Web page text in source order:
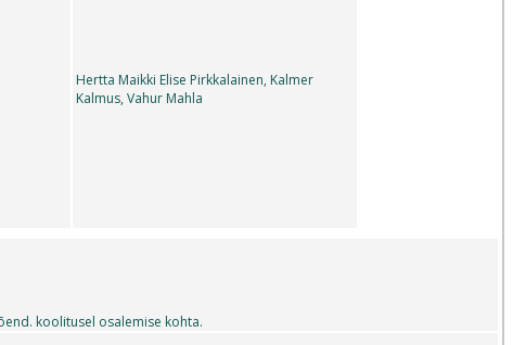
Hertta Maikki Elise Pirkkalainen, Kalmer
Kalmus, Vahur Mahla
koolitusel osalemise kohta.